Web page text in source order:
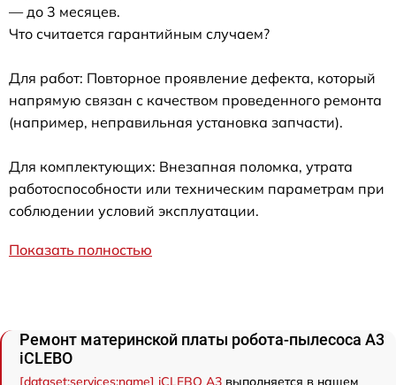
— до 3 месяцев.
Что считается гарантийным случаем?
Для работ: Повторное проявление дефекта, который
напрямую связан с качеством проведенного ремонта
(например, неправильная установка запчасти).
Для комплектующих: Внезапная поломка, утрата
работоспособности или техническим параметрам при
соблюдении условий эксплуатации.
Показать полностью
Ремонт материнской платы робота-пылесоса A3
iCLEBO
[dataset:services:name] iCLEBO A3 выполняется в нашем